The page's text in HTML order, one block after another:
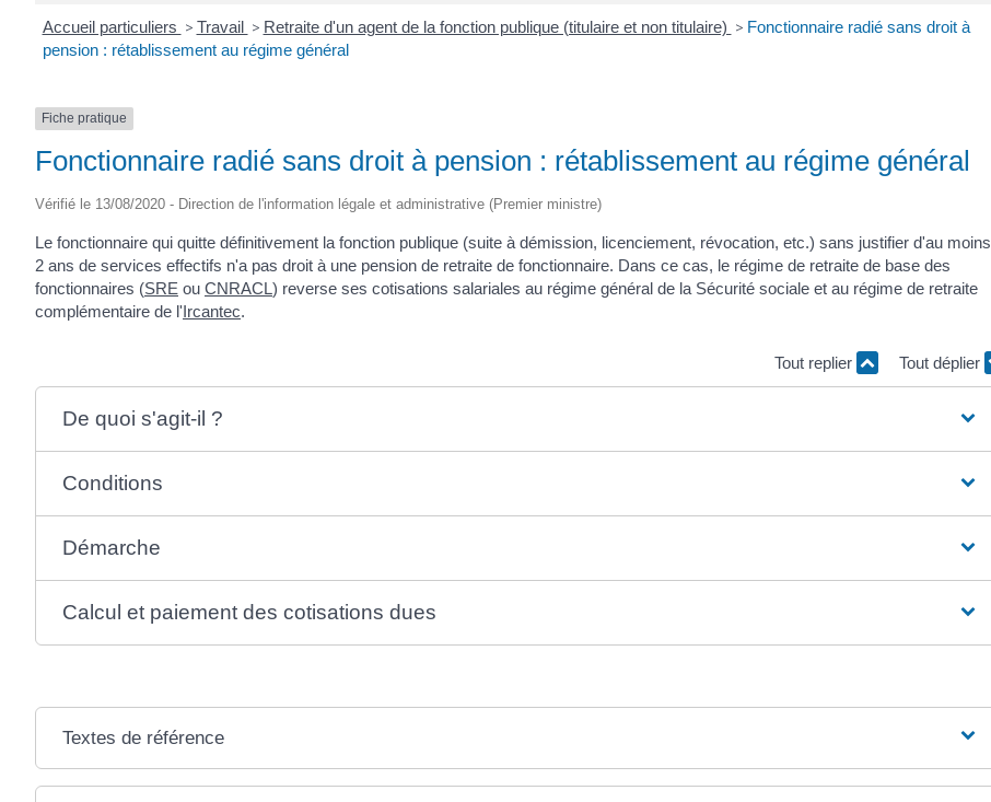
Accueil particuliers > Travail > Retraite d'un agent de la fonction publique (titulaire et non titulaire) > Fonctionnaire radié sans droit à
pension : rétablissement au régime général
Fiche pratique
Fonctionnaire radié sans droit à pension : rétablissement au régime général
Vérifié le 13/08/2020 - Direction de l'information légale et administrative (Premier ministre)
Le fonctionnaire qui quitte définitivement la fonction publique (suite à démission, licenciement, révocation, etc.) sans justifier d'au moins
2 ans de services effectifs n'a pas droit à une pension de retraite de fonctionnaire. Dans ce cas, le régime de retraite de base des
fonctionnaires (SRE ou CNRACL) reverse ses cotisations salariales au régime général de la Sécurité sociale et au régime de retraite
complémentaire de l'Ircantec.
Tout replier Tout déplier
De quoi s'agit-il ?
Conditions
Démarche
Calcul et paiement des cotisations dues
Textes de référence